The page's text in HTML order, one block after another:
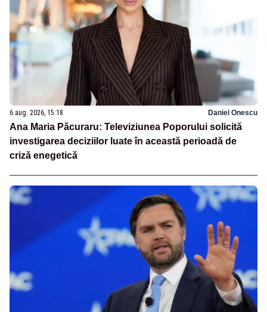
6 aug. 2026, 15:18 Daniel Onescu
Ana Maria Păcuraru: Televiziunea Poporului solicită
investigarea deciziilor luate în această perioadă de
criză enegetică